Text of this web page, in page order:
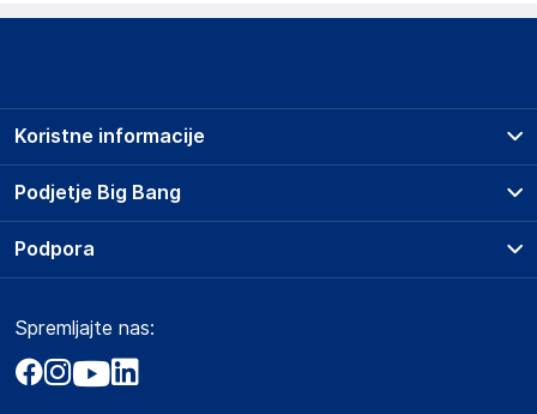
Podjetje Big Bang
O podjetju
Obvestila za javnost
Akt o digitalnih storitvah
Koristne informacije
Prodajna mesta
Storitve
Dostava, vnos in odvoz
Zavarovanje izdelkov
Podpora
Marketplace
Kako oddati naročilo?
Spremljajte nas: